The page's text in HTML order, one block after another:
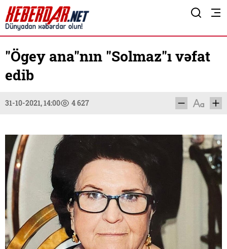
"Ögey ana"nın "Solmaz"ı vəfat
edib
31-10-2021, 14:00 4 627